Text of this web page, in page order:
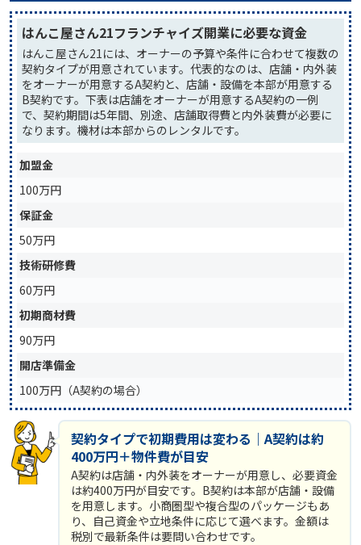
はんこ屋さん21フランチャイズ開業に必要な資金
はんこ屋さん21には、オーナーの予算や条件に合わせて複数の
契約タイプが用意されています。代表的なのは、店舗・内外装
をオーナーが用意するA契約と、店舗・設備を本部が用意する
B契約です。下表は店舗をオーナーが用意するA契約の一例
で、契約期間は5年間、別途、店舗取得費と内外装費が必要に
なります。機材は本部からのレンタルです。
加盟金
100万円
保証金
50万円
技術研修費
60万円
初期商材費
90万円
開店準備金
100万円（A契約の場合）
契約タイプで初期費用は変わる｜A契約は約
400万円＋物件費が目安
A契約は店舗・内外装をオーナーが用意し、必要資金
は約400万円が目安です。B契約は本部が店舗・設備
を用意します。小商圏型や複合型のパッケージもあ
り、自己資金や立地条件に応じて選べます。金額は
税別で最新条件は要問い合わせです。